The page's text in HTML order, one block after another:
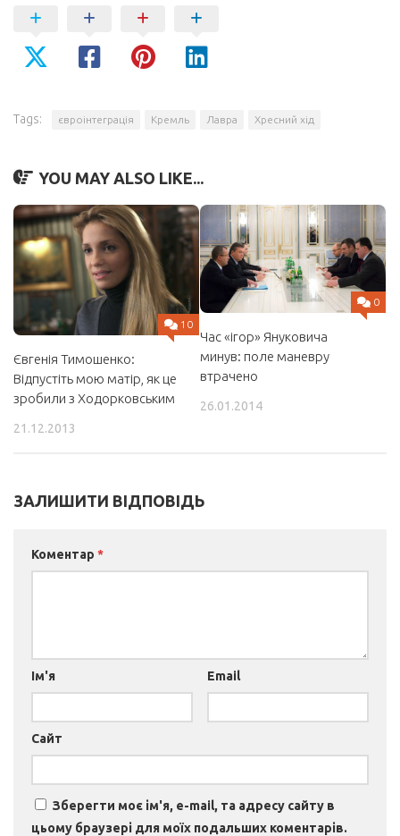
Tags: євроінтеграція Кремль Лавра Хресний хід
YOU MAY ALSO LIKE...
10
Євгенія Тимошенко:
Відпустіть мою матір, як це
зробили з Ходорковським
21.12.2013
0
Час «ігор» Януковича
минув: поле маневру
втрачено
26.01.2014
ЗАЛИШИТИ ВІДПОВІДЬ
Коментар *
Ім'я Email
Сайт
Зберегти моє ім'я, e-mail, та адресу сайту в
цьому браузері для моїх подальших коментарів.